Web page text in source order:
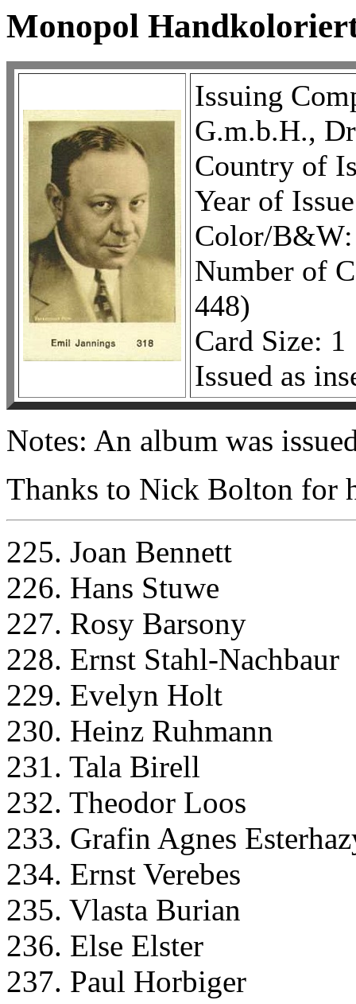
Monopol
Issuing
G.m.b.H.,
Country of
Year of
Color/
Number of
448)
Card Size:
Issued as
Notes: An album was
Thanks to Nick Bolton for
225. Joan Bennett
226. Hans Stuwe
227. Rosy Barsony
228. Ernst Stahl-Nachbaur
229. Evelyn Holt
230. Heinz Ruhmann
231. Tala Birell
232. Theodor Loos
233. Grafin Agnes
234. Ernst Verebes
235. Vlasta Burian
236. Else Elster
237. Paul Horbiger